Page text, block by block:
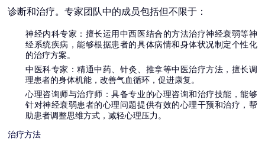
诊断和治疗。专家团队中的成员包括但不限于：
神经内科专家 ：擅长运用中西医结合的方法治疗神经衰弱等神
经系统疾病，能够根据患者的具体病情和身体状况制定个性化
的治疗方案。
中医科专家 ：精通中药、针灸、推拿等中医治疗方法，擅长调
理患者的身体机能，改善气血循环，促进康复。
心理咨询师与治疗师 ：具备专业的心理咨询和治疗技能，能够
针对神经衰弱患者的心理问题提供有效的心理干预和治疗，帮
助患者调整思维方式，减轻心理压力。
治疗方法